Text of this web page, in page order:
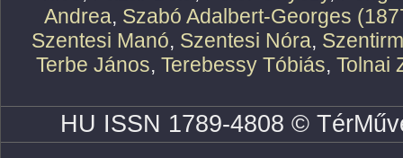
Andrea, Szabó Adalbert-Georges
Szentesi Manó, Szentesi Nóra,
Terbe János, Terebessy Tóbiás, Tolnai
HU ISSN 1789-4808 ©